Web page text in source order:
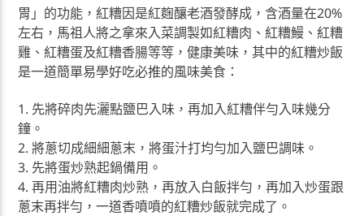
胃」的功能，紅糟因是紅麴釀老酒發酵成，含酒量在20%
左右，馬祖人將之拿來入菜調製如紅糟肉、紅糟鰻、紅糟
雞、紅糟蛋及紅糟香腸等等，健康美味，其中的紅糟炒飯
是一道簡單易學好吃必推的風味美食：
1. 先將碎肉先灑點鹽巴入味，再加入紅糟伴勻入味幾分
鐘。
2. 將蔥切成細細蔥末，將蛋汁打均勻加入鹽巴調味。
3. 先將蛋炒熟起鍋備用。
4. 再用油將紅糟肉炒熟，再放入白飯拌勻，再加入炒蛋跟
蔥末再拌勻，一道香噴噴的紅糟炒飯就完成了。